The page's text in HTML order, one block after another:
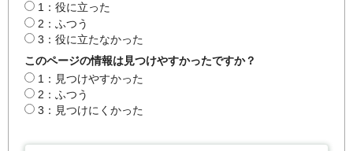
1：役に立った
2：ふつう
3：役に立たなかった
このページの情報は見つけやすかったですか？
1：見つけやすかった
2：ふつう
3：見つけにくかった